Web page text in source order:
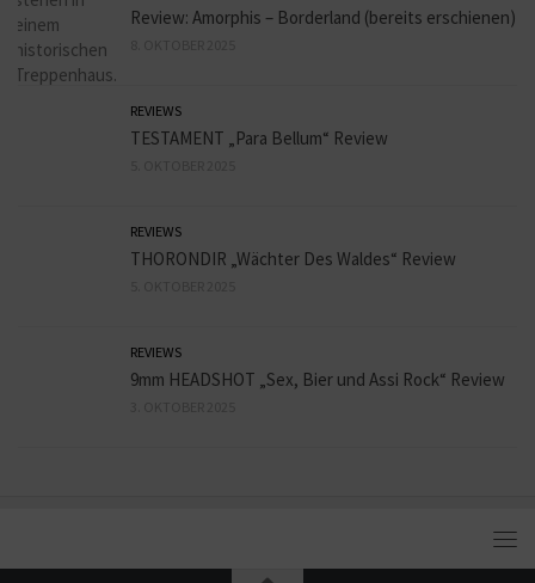
Review: Amorphis – Borderland (bereits erschienen)
REVIEWS
TESTAMENT „Para Bellum“ Review
REVIEWS
THORONDIR „Wächter Des Waldes“ Review
REVIEWS
9mm HEADSHOT „Sex, Bier und Assi Rock“ Review